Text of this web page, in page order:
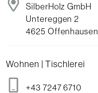
SilberHolz GmbH
Untereggen 2
4625 Offenhausen
Wohnen | Tischlerei
+43 7247 6710